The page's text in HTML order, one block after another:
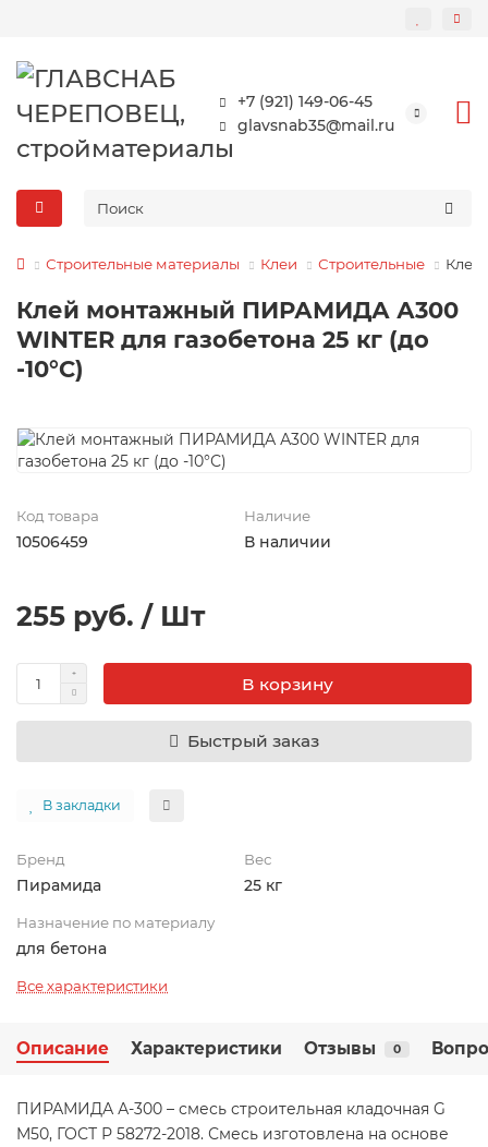
+7 (921) 149-06-45
glavsnab35@mail.ru
Строительные материалы Клеи Строительные Клей
Клей монтажный ПИРАМИДА А300
WINTER для газобетона 25 кг (до
-10°С)
Код товара
10506459
Наличие
В наличии
255 руб. / Шт
В корзину
Быстрый заказ
В закладки
Бренд
Пирамида
Вес
25 кг
Назначение по материалу
для бетона
Все характеристики
Описание Характеристики Отзывы 0
ПИРАМИДА А-300 – смесь строительная кладочная G
M50, ГОСТ Р 58272-2018. Смесь изготовлена на основе